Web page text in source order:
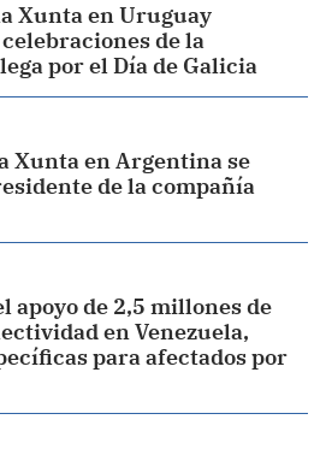
Xunta en Uruguay
de la
por el Día de Galicia
Xunta en Argentina se
de la compañía
apoyo de 2,5 millones de
en Venezuela,
para afectados por